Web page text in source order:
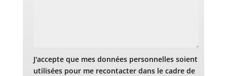
J'accepte que mes données personnelles soient
utilisées pour me recontacter dans le cadre de